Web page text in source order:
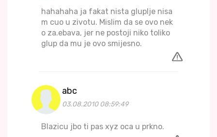
hahahaha ja fakat nista gluplje nisa
m cuo u zivotu. Mislim da se ovo nek
o za.ebava, jer ne postoji niko toliko
glup da mu je ovo smijesno.
abc
03.08.2010 08:59:49
Blazicu jbo ti pas xyz oca u prkno.